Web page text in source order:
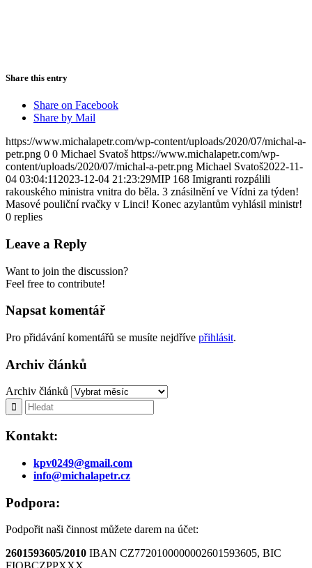
Share this entry
Share on Facebook
Share by Mail
https://www.michalapetr.com/wp-content/uploads/2020/07/michal-a-
petr.png 0 0 Michael Svatoš https://www.michalapetr.com/wp-
content/uploads/2020/07/michal-a-petr.png Michael Svatoš2022-11-
04 03:04:11 2023-12-04 21:23:29MIP 168 Imigranti rozpálili
rakouského ministra vnitra do běla. 3 znásilnění ve Vídni za týden!
Masové pouliční rvačky v Linci! Konec azylantům vyhlásil ministr!
0 replies
Leave a Reply
Want to join the discussion?
Feel free to contribute!
Napsat komentář
Pro přidávání komentářů se musíte nejdříve přihlásit.
Archiv článků
Archiv článků
Kontakt:
kpv0249@gmail.com
info@michalapetr.cz
Podpora:
Podpořit naši činnost můžete darem na účet:
2601593605/2010 IBAN CZ7720100000002601593605, BIC